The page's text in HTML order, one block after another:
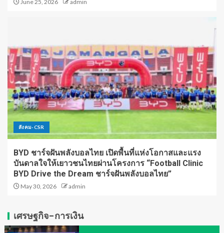
June 25, 2026 admin
สังคม-CSR
BYD ชาร์จฝันพลังบอลไทย เปิดพื้นที่แห่งโอกาสและแรง
บันดาลใจให้เยาวชนไทยผ่านโครงการ “Football Clinic
BYD Drive the Dream ชาร์จฝันพลังบอลไทย”
May 30, 2026 admin
เศรษฐกิจ-การเงิน